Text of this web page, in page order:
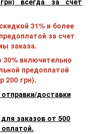
31% и более
за счет
заказа.
включительно
предоплатой
200 грн).
доставки
заказов от 500